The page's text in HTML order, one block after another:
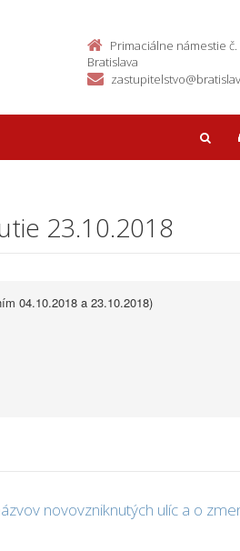
Primaciálne námestie č.
Bratislava
23.10.2018
04.10.2018 a 23.10.2018)
novovzniknutých ulíc a o